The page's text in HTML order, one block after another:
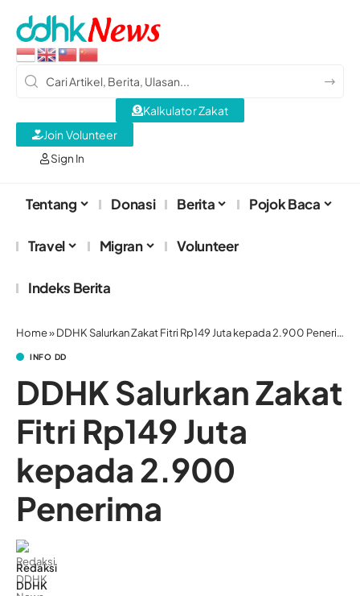
Sign In
Kalkulator Zakat
Join Volunteer
Tentang Donasi Berita Pojok Baca
Travel Migran Volunteer
Indeks Berita
Home»DDHK Salurkan Zakat Fitri Rp149 Juta kepada 2.900 Penerima
INFO DD
DDHK Salurkan Zakat
Fitri Rp149 Juta
kepada 2.900
Penerima
Redaksi
DDHK